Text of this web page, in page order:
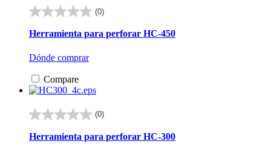
(0)
0.0
5
Herramienta para perforar HC-450
Dónde comprar
Compare
(0)
0.0
5
Herramienta para perforar HC-300